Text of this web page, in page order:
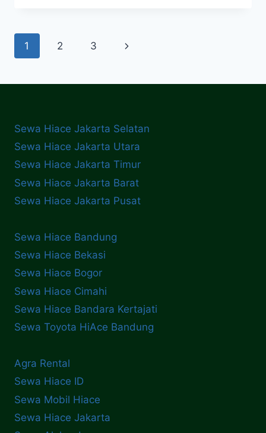
Page
1 2 3
Next
Sewa Hiace Jakarta Selatan
Sewa Hiace Jakarta Utara
Sewa Hiace Jakarta Timur
Sewa Hiace Jakarta Barat
Sewa Hiace Jakarta Pusat
Sewa Hiace Bandung
Sewa Hiace Bekasi
Sewa Hiace Bogor
Sewa Hiace Cimahi
Sewa Hiace Bandara Kertajati
Sewa Toyota HiAce Bandung
Agra Rental
Sewa Hiace ID
Sewa Mobil Hiace
Sewa Hiace Jakarta